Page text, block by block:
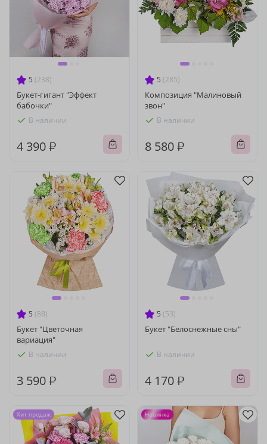
5 (238)
Букет-гигант "Эффект
бабочки"
В наличии
4 390 ₽
5 (285)
Композиция "Малиновый
звон"
В наличии
8 580 ₽
5 (88)
Букет "Цветочная
вариация"
В наличии
3 590 ₽
5 (53)
Букет "Белоснежные сны"
В наличии
4 170 ₽
Хит продаж Новинка